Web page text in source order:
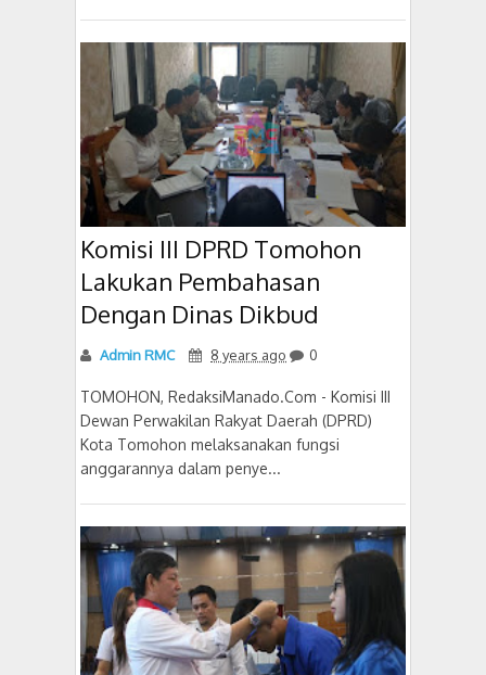
Komisi III DPRD Tomohon
Lakukan Pembahasan
Dengan Dinas Dikbud
Admin RMC 8 years ago 0
TOMOHON, RedaksiManado.Com - Komisi III
Dewan Perwakilan Rakyat Daerah (DPRD)
Kota Tomohon melaksanakan fungsi
anggarannya dalam penye...